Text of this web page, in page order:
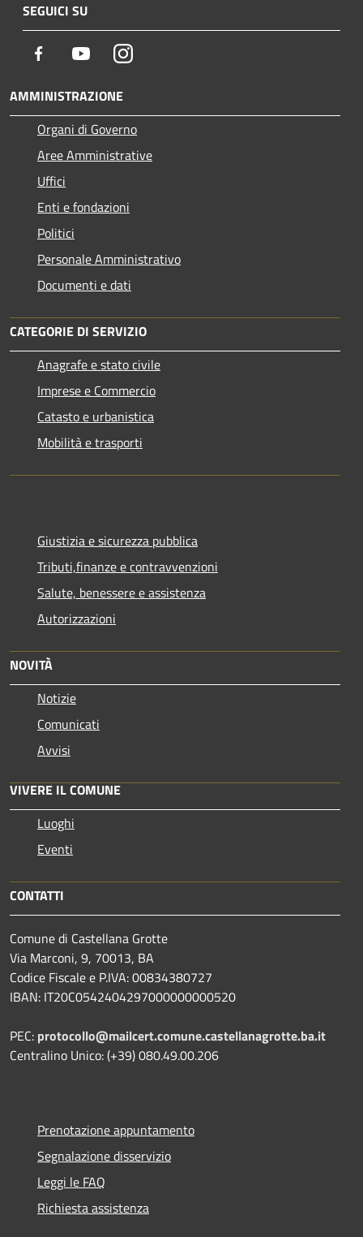
SEGUICI SU
Facebook YoutubeInstagram
AMMINISTRAZIONE
Organi di Governo
Aree Amministrative
Uffici
Enti e fondazioni
Politici
Personale Amministrativo
Documenti e dati
CATEGORIE DI SERVIZIO
Anagrafe e stato civile
Imprese e Commercio
Catasto e urbanistica
Mobilità e trasporti
Giustizia e sicurezza pubblica
Tributi,finanze e contravvenzioni
Salute, benessere e assistenza
Autorizzazioni
NOVITÀ
Notizie
Comunicati
Avvisi
VIVERE IL COMUNE
Luoghi
Eventi
CONTATTI
Comune di Castellana Grotte
Via Marconi, 9, 70013, BA
Codice Fiscale e P.IVA: 00834380727
IBAN: IT20C0542404297000000000520
PEC: protocollo@mailcert.comune.castellanagrotte.ba.it
Centralino Unico: (+39) 080.49.00.206
Prenotazione appuntamento
Segnalazione disservizio
Leggi le FAQ
Richiesta assistenza